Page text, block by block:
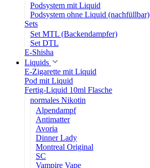
Podsystem mit Liquid
Podsystem ohne Liquid (nachfüllbar)
Sets
Set MTL (Backendampfer)
Set DTL
E-Shisha
Liquids
E-Zigarette mit Liquid
Pod mit Liquid
Fertig-Liquid 10ml Flasche
normales Nikotin
Alpendampf
Antimatter
Avoria
Dinner Lady
Montreal Original
SC
Vampire Vape